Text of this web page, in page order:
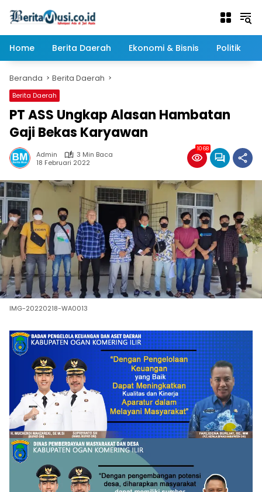
Home
Berita Daerah Ekonomi & Bisnis Politik
Beranda Berita Daerah
Berita Daerah
PT ASS Ungkap Alasan Hambatan
Gaji Bekas Karyawan
Admin
3 Min Baca
18 Februari 2022
1068
IMG-20220218-WA0013